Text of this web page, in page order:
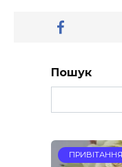
Пошук
ПРИВІТАННЯ